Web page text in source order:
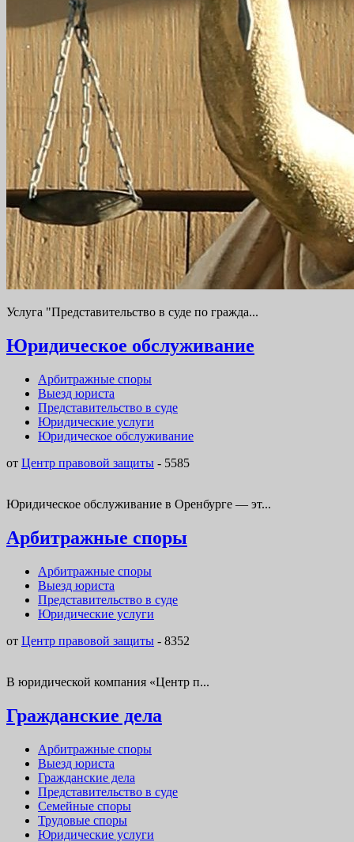
Услуга "Представительство в суде по гражда...
Юридическое обслуживание
Арбитражные споры
Выезд юриста
Представительство в суде
Юридические услуги
Юридическое обслуживание
от Центр правовой защиты - 5585
Юридическое обслуживание в Оренбурге — эт...
Арбитражные споры
Арбитражные споры
Выезд юриста
Представительство в суде
Юридические услуги
от Центр правовой защиты - 8352
В юридической компания «Центр п...
Гражданские дела
Арбитражные споры
Выезд юриста
Гражданские дела
Представительство в суде
Семейные споры
Трудовые споры
Юридические услуги